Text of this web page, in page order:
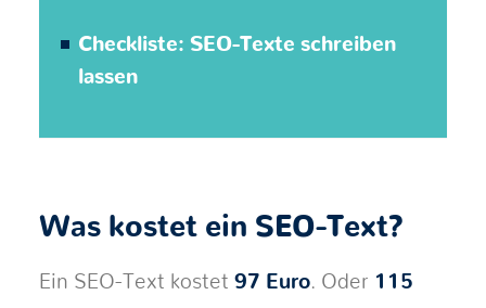
Checkliste: SEO-Texte schreiben
lassen
Was kostet ein SEO-Text?
Ein SEO-Text kostet 97 Euro. Oder 115